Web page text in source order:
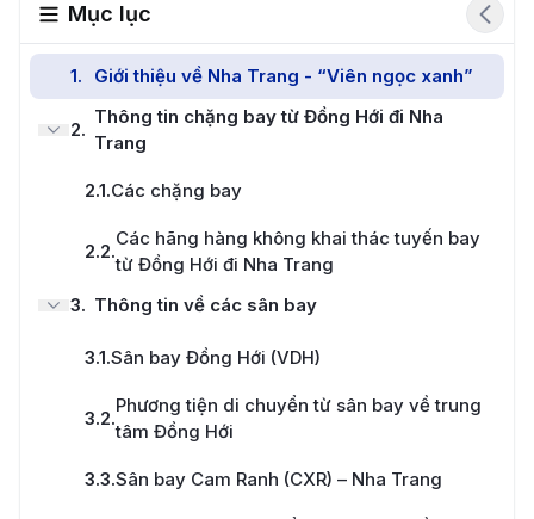
Mục lục
1. Giới thiệu về Nha Trang - “Viên ngọc xanh”
2.
Thông tin chặng bay từ Đồng Hới đi Nha
Trang
2.1.Các chặng bay
2.2.
Các hãng hàng không khai thác tuyến bay
từ Đồng Hới đi Nha Trang
3. Thông tin về các sân bay
3.1.Sân bay Đồng Hới (VDH)
3.2.
Phương tiện di chuyển từ sân bay về trung
tâm Đồng Hới
3.3.Sân bay Cam Ranh (CXR) – Nha Trang